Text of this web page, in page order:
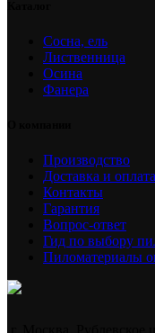
Сосна, ель
Лиственница
Осина
Фанера
Производство
Доставка и оплата
Контакты
Гарантия
Вопрос-ответ
Гид по выбору
Пиломатериалы